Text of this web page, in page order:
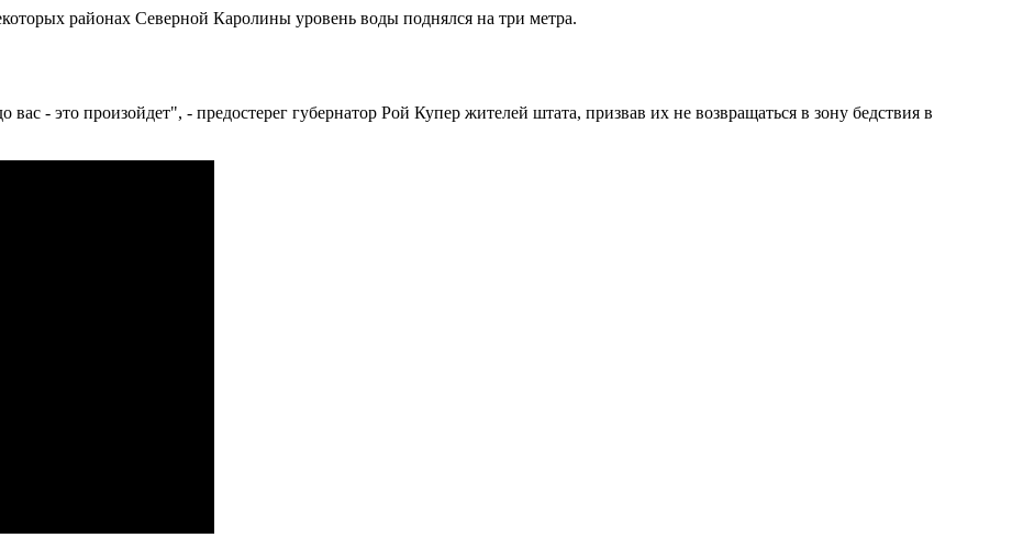
районах Северной Каролины уровень воды поднялся на три метра.
- это произойдет", - предостерег губернатор Рой Купер жителей штата, призвав их не возвращаться в зону бедствия в